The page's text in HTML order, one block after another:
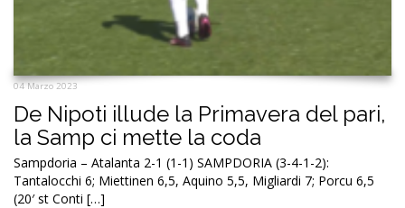
04 Marzo 2023
De Nipoti illude la Primavera del pari,
la Samp ci mette la coda
Sampdoria – Atalanta 2-1 (1-1) SAMPDORIA (3-4-1-2):
Tantalocchi 6; Miettinen 6,5, Aquino 5,5, Migliardi 7; Porcu 6,5
(20′ st Conti […]